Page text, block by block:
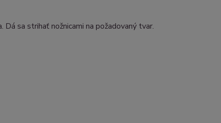
sa strihať nožnicami na požadovaný tvar.